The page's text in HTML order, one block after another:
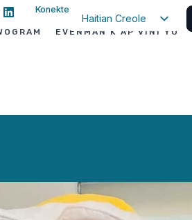
Konekte
Haitian Creole
EVÈNMAN K AP VINI YO